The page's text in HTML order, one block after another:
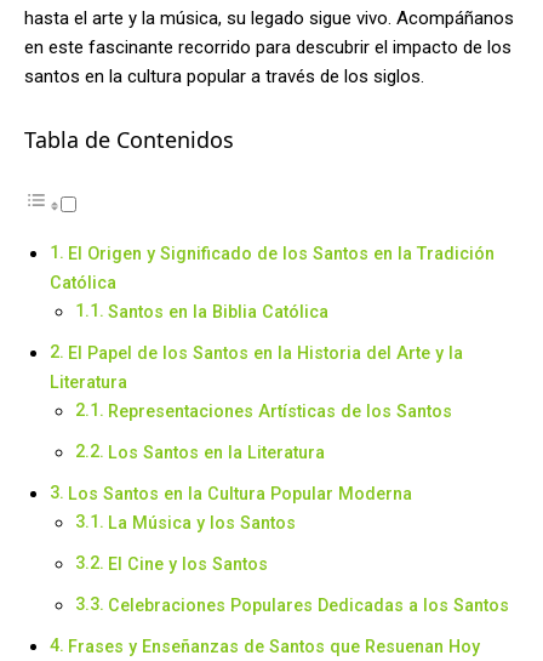
hasta el arte y la música, su legado sigue vivo. Acompáñanos
en este fascinante recorrido para descubrir el impacto de los
santos en la cultura popular a través de los siglos.
Tabla de Contenidos
El Origen y Significado de los Santos en la Tradición
Católica
Santos en la Biblia Católica
El Papel de los Santos en la Historia del Arte y la
Literatura
Representaciones Artísticas de los Santos
Los Santos en la Literatura
Los Santos en la Cultura Popular Moderna
La Música y los Santos
El Cine y los Santos
Celebraciones Populares Dedicadas a los Santos
Frases y Enseñanzas de Santos que Resuenan Hoy